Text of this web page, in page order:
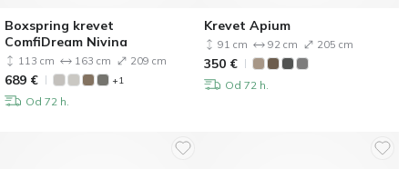
Boxspring krevet
ComfiDream Nivina
113 cm 163 cm 209 cm
689 € +1
Od 72 h.
Krevet Apium
91 cm 92 cm 205 cm
350 €
Od 72 h.